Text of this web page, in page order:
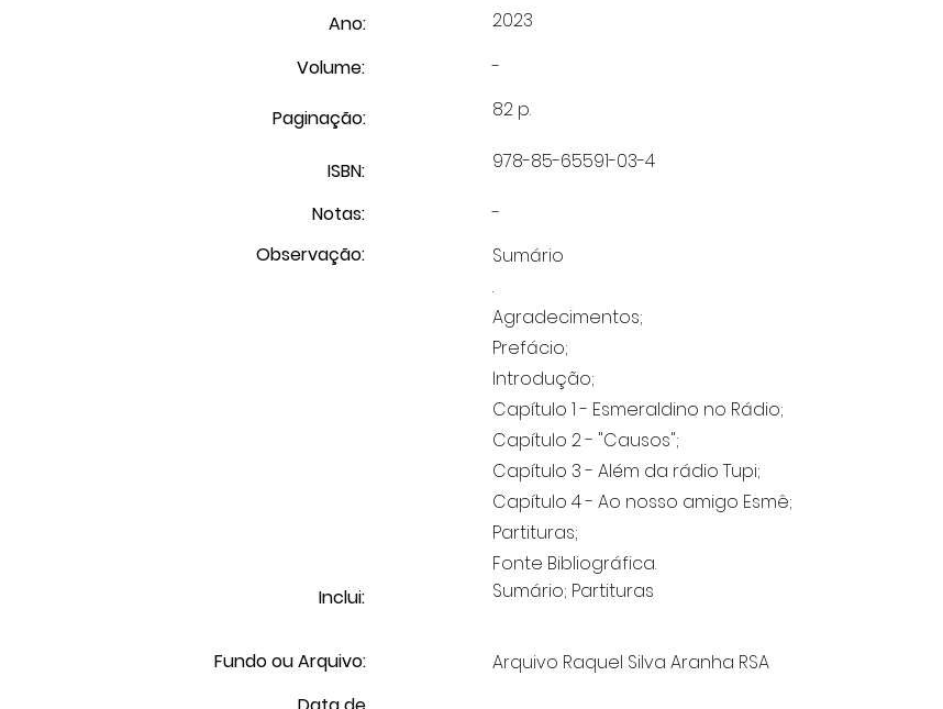
Ano:
Volume:
Paginação:
ISBN:
Notas:
Observação:
Inclui:
Fundo ou Arquivo:
2023
-
82 p.
978-85-65591-03-4
-
Sumário
.
Agradecimentos;
Prefácio;
Introdução;
Capítulo 1 - Esmeraldino no Rádio;
Capítulo 2 - "Causos";
Capítulo 3 - Além da rádio Tupi;
Capítulo 4 - Ao nosso amigo Esmê;
Partituras;
Fonte Bibliográfica.
Sumário; Partituras
Arquivo Raquel Silva Aranha RSA